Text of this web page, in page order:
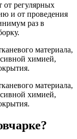
от регулярных
и от проведения
раз в
материала,
химией,
материала,
химией,